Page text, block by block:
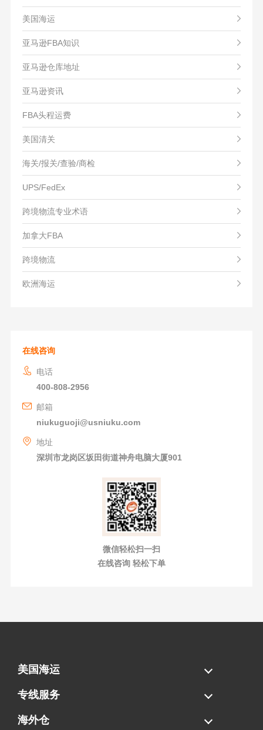
美国海运
亚马逊FBA知识
亚马逊仓库地址
亚马逊资讯
FBA头程运费
美国清关
海关/报关/查验/商检
UPS/FedEx
跨境物流专业术语
加拿大FBA
跨境物流
欧洲海运
在线咨询
电话
400-808-2956
邮箱
niukuguoji@usniuku.com
地址
深圳市龙岗区坂田街道神舟电脑大厦901
微信轻松扫一扫
在线咨询 轻松下单
美国海运
海运拼柜
海运整柜
美国海卡
加拿大海运
专线服务
FBA专线直送
超大件专线
AWD专线
电池专线
海外仓